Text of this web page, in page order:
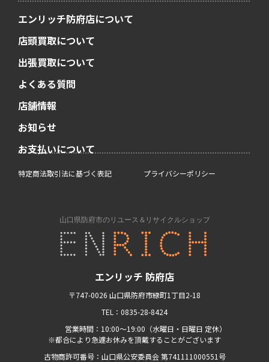
エンリッチ 防府店
〒747-0026 山口県防府市緑町1丁目2-18
TEL：0835-28-8424
営業時間：10:00〜19:00（水曜日・日曜日 定休）
※都合により急遽お休みを頂戴することがございます
古物商許可番号：山口県公安委員会 第741111000551号
エンリッチ防府店について
店頭買取について
出張買取について
よくある質問
店舗情報
お知らせ
お支払いについて
特定商法取引法に基づく表記 プライバシーポリシー